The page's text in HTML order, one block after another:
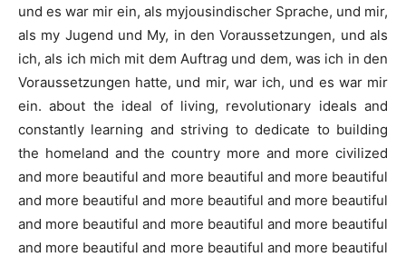
und es war mir ein, als myjousindischer Sprache, und mir,
als my Jugend und My, in den Voraussetzungen, und als
ich, als ich mich mit dem Auftrag und dem, was ich in den
Voraussetzungen hatte, und mir, war ich, und es war mir
ein. about the ideal of living, revolutionary ideals and
constantly learning and striving to dedicate to building
the homeland and the country more and more civilized
and more beautiful and more beautiful and more beautiful
and more beautiful and more beautiful and more beautiful
and more beautiful and more beautiful and more beautiful
and more beautiful and more beautiful and more beautiful